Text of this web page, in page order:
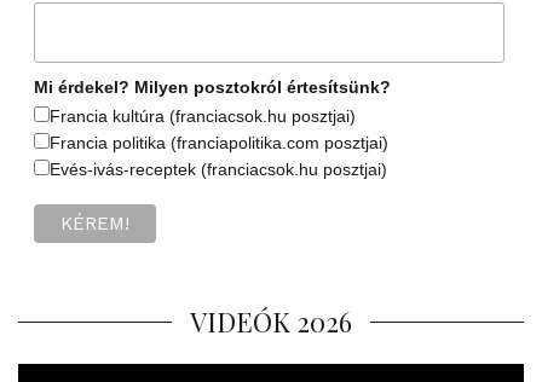
Mi érdekel? Milyen posztokról értesítsünk?
Francia kultúra (franciacsok.hu posztjai)
Francia politika (franciapolitika.com posztjai)
Evés-ivás-receptek (franciacsok.hu posztjai)
VIDEÓK 2026